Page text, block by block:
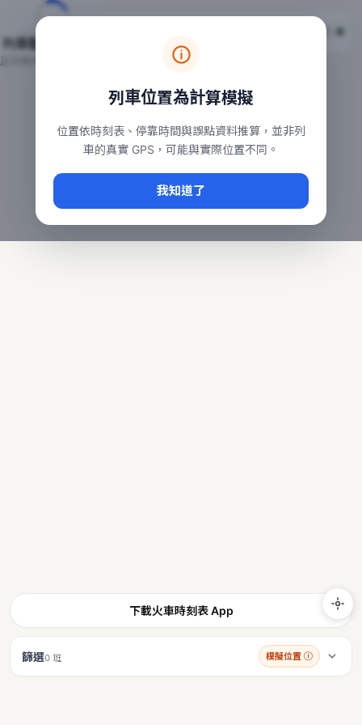
台鐵列車即時位置地圖
本頁顯示目前全台鐵運行中的列車位置，涵蓋自強、普悠瑪、
常用查詢：
、台中車站即時動態
台鐵即時動態
下載火車時刻表 App
篩選0 班 模擬位置 ⓘ
列車位置為計算模擬
位置依時刻表、停靠時間與誤點資料推算，並非列
車的真實 GPS，可能與實際位置不同。
我知道了
列車動態載入中…